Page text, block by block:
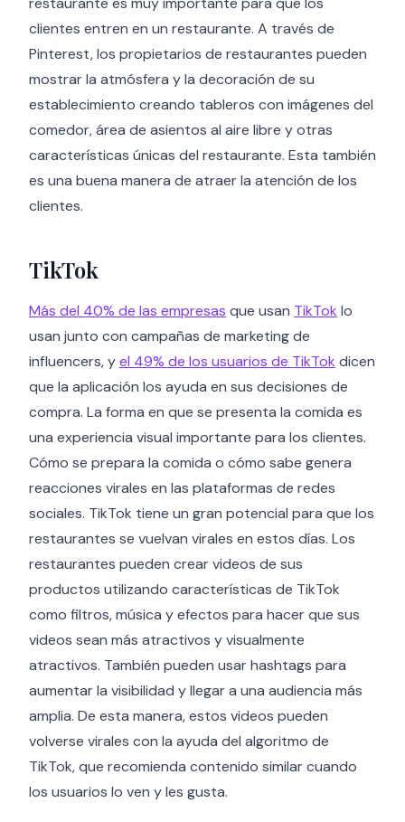
clientes entren en un restaurante. A través de
Pinterest, los propietarios de restaurantes pueden
mostrar la atmósfera y la decoración de su
establecimiento creando tableros con imágenes del
comedor, área de asientos al aire libre y otras
características únicas del restaurante. Esta también
es una buena manera de atraer la atención de los
clientes.
TikTok
Más del 40% de las empresas que usan TikTok lo
usan junto con campañas de marketing de
influencers, yel 49% de los usuarios de TikTok dicen
que la aplicación los ayuda en sus decisiones de
compra. La forma en que se presenta la comida es
una experiencia visual importante para los clientes.
Cómo se prepara la comida o cómo sabe genera
reacciones virales en las plataformas de redes
sociales. TikTok tiene un gran potencial para que los
restaurantes se vuelvan virales en estos días. Los
restaurantes pueden crear videos de sus
productos utilizando características de TikTok
como filtros, música y efectos para hacer que sus
videos sean más atractivos y visualmente
atractivos. También pueden usar hashtags para
aumentar la visibilidad y llegar a una audiencia más
amplia. De esta manera, estos videos pueden
volverse virales con la ayuda del algoritmo de
TikTok, que recomienda contenido similar cuando
los usuarios lo ven y les gusta.